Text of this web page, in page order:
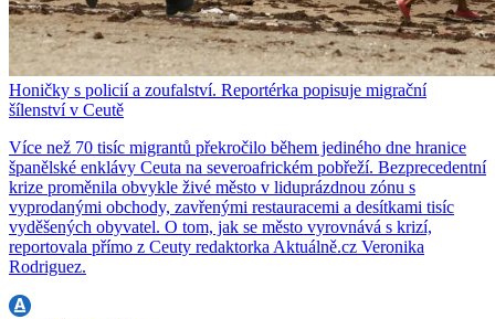
Honičky s policií a zoufalství. Reportérka popisuje migrační
šílenství v Ceutě
Více než 70 tisíc migrantů překročilo během jediného dne hranice
španělské enklávy Ceuta na severoafrickém pobřeží. Bezprecedentní
krize proměnila obvykle živé město v liduprázdnou zónu s
vyprodanými obchody, zavřenými restauracemi a desítkami tisíc
vyděšených obyvatel. O tom, jak se město vyrovnává s krizí,
reportovala přímo z Ceuty redaktorka Aktuálně.cz Veronika
Rodriguez.